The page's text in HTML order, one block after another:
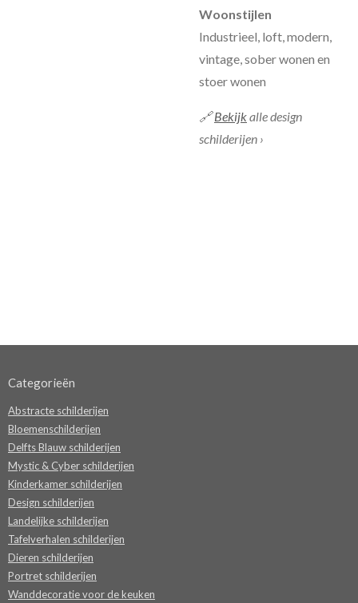
Woonstijlen
Industrieel, loft, modern,
vintage, sober wonen en
stoer wonen
🔗Bekijkalle design
schilderijen ›
Categorieën
Abstracte schilderijen
Bloemenschilderijen
Delfts Blauw schilderijen
Mystic & Cyber schilderijen
Kinderkamer schilderijen
Design schilderijen
Landelijke schilderijen
Tafelverhalen schilderijen
Dieren schilderijen
Portret schilderijen
Wanddecoratie voor de keuken